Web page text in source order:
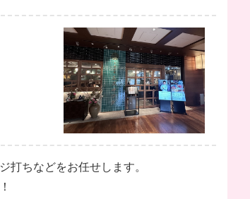
打ちなどをお任せします。